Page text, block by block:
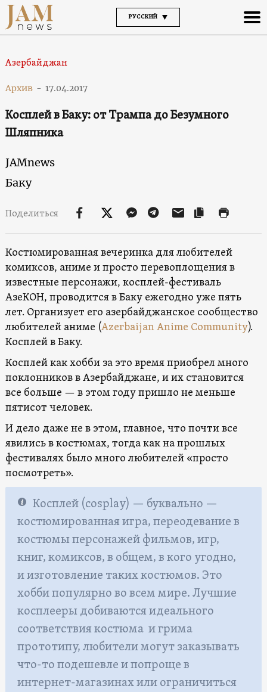
РУССКИЙ
Азербайджан
Архив - 17.04.2017
Косплей в Баку: от Трампа до Безумного
Шляпника
JAMnews
Баку
Поделиться
Костюмированная вечеринка для любителей
комиксов, аниме и просто перевоплощения в
известные персонажи, косплей-фестиваль
АзеКОН, проводится в Баку ежегодно уже пять
лет. Организует его азербайджанское сообщество
любителей аниме (Azerbaijan Anime Community).
Косплей в Баку.
Косплей как хобби за это время приобрел много
поклонников в Азербайджане, и их становится
все больше — в этом году пришло не меньше
пятисот человек.
И дело даже не в этом, главное, что почти все
явились в костюмах, тогда как на прошлых
фестивалях было много любителей «просто
посмотреть».
Косплей (cosplay) — буквально —
костюмированная игра, переодевание в
костюмы персонажей фильмов, игр,
книг, комиксов, в общем, в кого угодно,
и изготовление таких костюмов. Это
хобби популярно во всем мире. Лучшие
косплееры добиваются идеального
соответствия костюма и грима
прототипу, любители могут заказывать
что-то подешевле и попроще в
интернет-магазинах или ограничиться